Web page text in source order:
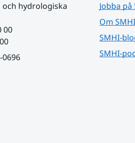
och hydrologiska
00
Jobba på
Om SMHI
SMHI-
SMHI-